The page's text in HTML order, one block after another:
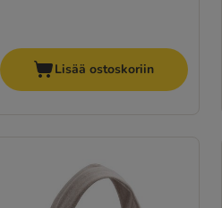
Lisää ostoskoriin